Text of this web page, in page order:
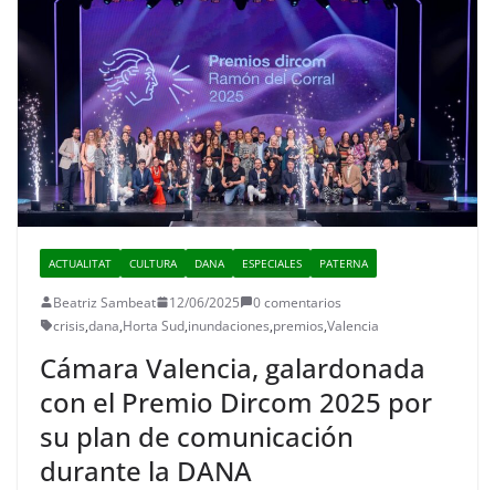
ACTUALITAT CULTURA DANA ESPECIALES PATERNA
Beatriz Sambeat 12/06/2025
0 comentarios
crisis,dana,Horta Sud,inundaciones,premios,Valencia
Cámara Valencia, galardonada
con el Premio Dircom 2025 por
su plan de comunicación
durante la DANA